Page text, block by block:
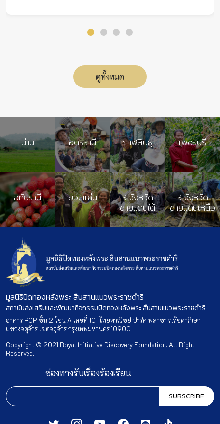
ดูทั้งหมด
น่าน อุดรธานี กาฬสินธุ์ เพชรบุรี
อุทัยธานี ขอนแก่น 3 จังหวัด
ชายแดนใต้
3 จังหวัด
ชายแดนเหนือ
มูลนิธิปิดทองหลังพระ สืบสานแนวพระราชดำริ
สถาบันส่งเสริมและพัฒนากิจกรรมปิดทองหลังพระ สืบสานแนวพระราชดำริ
อาคาร RCP ชั้น 2 โซน A เลขที่ 101 ไทยพาณิชย์ ปาร์ค พลาซ่า ถ.รัชดาภิเษก
แขวงจตุจักร เขตจตุจักร กรุงเทพมหานคร 10900
Copyright © 2021 Royal Initiative Discovery Foundation. All Right
Reserved.
ช่องทางรับเรื่องร้องเรียน
SUBSCRIBE